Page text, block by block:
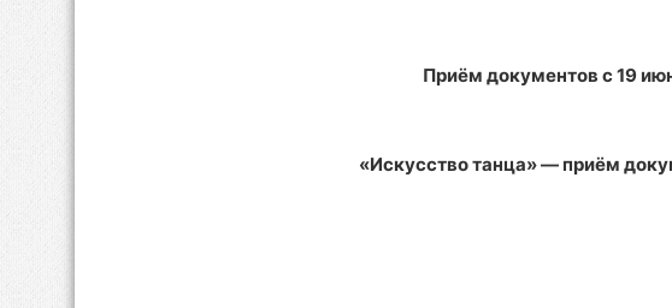
Приём документов с 19
«Искусство танца» — приём